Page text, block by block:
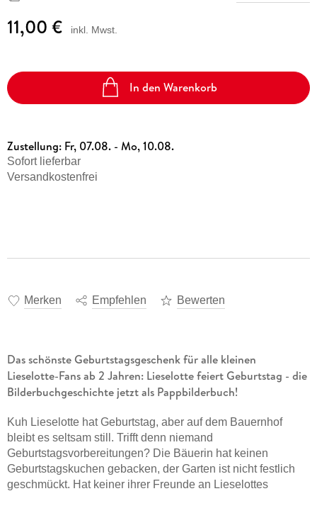
11,00 € inkl. Mwst.
In den Warenkorb
Zustellung: Fr, 07.08. - Mo, 10.08.
Sofort lieferbar
Versandkostenfrei
Merken Empfehlen Bewerten
Das schönste Geburtstagsgeschenk für alle kleinen
Lieselotte-Fans ab 2 Jahren: Lieselotte feiert Geburtstag - die
Bilderbuchgeschichte jetzt als Pappbilderbuch!
Kuh Lieselotte hat Geburtstag, aber auf dem Bauernhof
bleibt es seltsam still. Trifft denn niemand
Geburtstagsvorbereitungen? Die Bäuerin hat keinen
Geburtstagskuchen gebacken, der Garten ist nicht festlich
geschmückt. Hat keiner ihrer Freunde an Lieselottes